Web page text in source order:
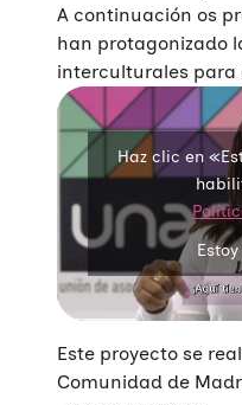
A continuación os
han protagonizado
interculturales para
Haz clic en
Este proyecto se
Comunidad de